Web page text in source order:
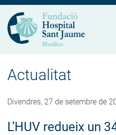
Actualitat
Divendres, 27 de setembre de
L’HUV redueix un